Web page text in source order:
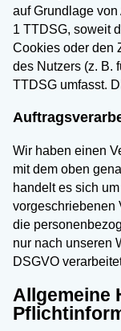
auf Grundlage von
1 TTDSG, soweit
Cookies oder den
des Nutzers (z. B.
TTDSG umfasst.
Wir haben einen
mit dem oben
handelt es sich
vorgeschriebenen
die
nur nach unseren
DSGVO
Allgemeine